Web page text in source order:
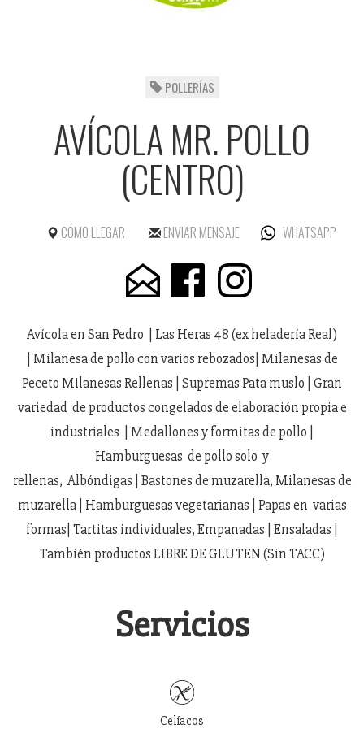
POLLERÍAS
AVÍCOLA MR. POLLO
(CENTRO)
CÓMO LLEGAR ENVIAR MENSAJE WHATSAPP
Avícola en San Pedro | Las Heras 48 (ex heladería Real)
| Milanesa de pollo con varios rebozados| Milanesas de
Peceto Milanesas Rellenas | Supremas Pata muslo | Gran
variedad de productos congelados de elaboración propia e
industriales | Medallones y formitas de pollo |
Hamburguesas de pollo solo y
rellenas, Albóndigas | Bastones de muzarella, Milanesas de
muzarella | Hamburguesas vegetarianas | Papas en varias
formas| Tartitas individuales, Empanadas | Ensaladas |
También productos LIBRE DE GLUTEN (Sin TACC)
Servicios
Celíacos